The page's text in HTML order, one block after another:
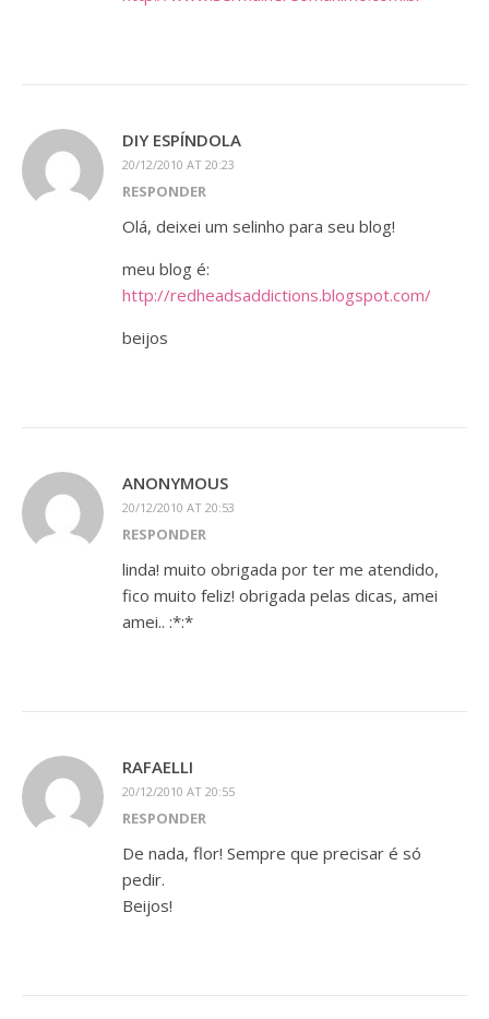
DIY ESPÍNDOLA
20/12/2010 AT 20:23
RESPONDER
Olá, deixei um selinho para seu blog!
meu blog é:
http://redheadsaddictions.blogspot.com/
beijos
ANONYMOUS
20/12/2010 AT 20:53
RESPONDER
linda! muito obrigada por ter me atendido,
fico muito feliz! obrigada pelas dicas, amei
amei.. :*:*
RAFAELLI
20/12/2010 AT 20:55
RESPONDER
De nada, flor! Sempre que precisar é só
pedir.
Beijos!